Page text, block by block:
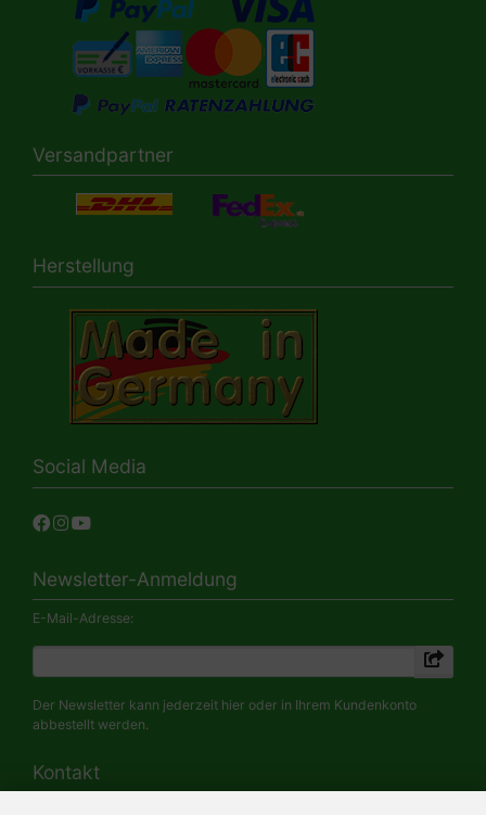
Versandpartner
Herstellung
Social Media
Newsletter-Anmeldung
E-Mail-Adresse:
Der Newsletter kann jederzeit hier oder in Ihrem Kundenkonto
abbestellt werden.
Kontakt